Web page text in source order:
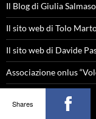
Il Blog di Giulia Salmaso
Il sito web di Tolo
Il sito web di Davide
Associazione onlus
Dove dormire a
Shares